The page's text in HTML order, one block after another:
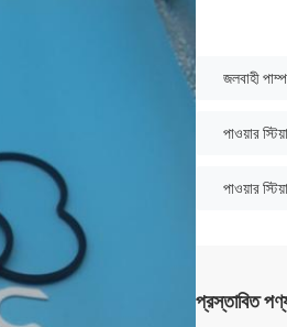
জলবাহী
পাওয়ার
পাওয়ার
প্রস্তাবিত